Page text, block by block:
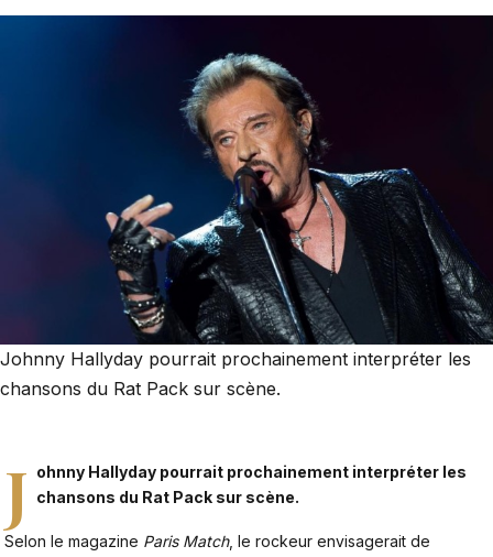
Johnny Hallyday pourrait prochainement interpréter les
chansons du Rat Pack sur scène.
J ohnny Hallyday pourrait prochainement interpréter les
chansons du Rat Pack sur scène.
Selon le magazine Paris Match, le rockeur envisagerait de